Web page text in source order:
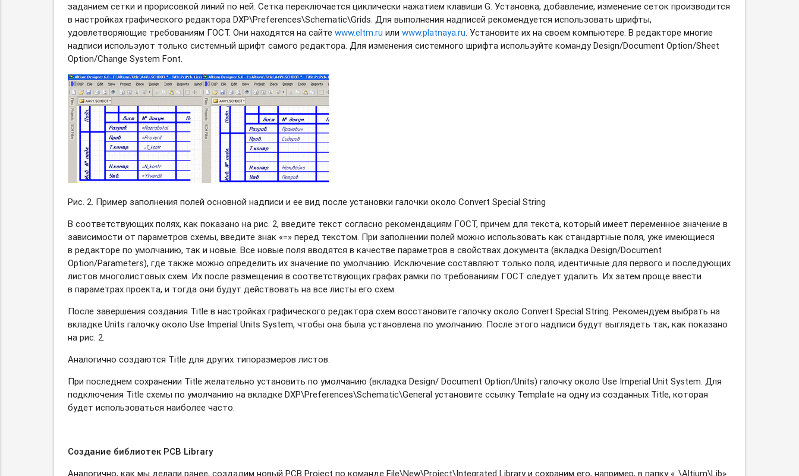
заданием сетки и прорисовкой линий по ней. Сетка переключается циклически нажатием клавиши G. Установка, добавление, изменение сеток производится
в настройках графического редактора DXP\Preferences\Schematic\Grids. Для выполнения надписей рекомендуется использовать шрифты,
удовлетворяющие требованиям ГОСТ. Они находятся на сайте www.eltm.ru или www.platnaya.ru. Установите их на своем компьютере. В редакторе многие
надписи используют только системный шрифт самого редактора. Для изменения системного шрифта используйте команду Design/Document Option/Sheet
Option/Change System Font.
Рис. 2. Пример заполнения полей основной надписи и ее вид после установки галочки около Convert Special String
В соответствующих полях, как показано на рис. 2, введите текст согласно рекомендациям ГОСТ, причем для текста, который имеет переменное значение в
зависимости от параметров схемы, введите знак «=» перед текстом. При заполнении полей можно использовать как стандартные поля, уже имеющиеся
в редакторе по умолчанию, так и новые. Все новые поля вводятся в качестве параметров в свойствах документа (вкладка Design/Document
Option/Parameters), где также можно определить их значение по умолчанию. Исключение составляют только поля, идентичные для первого и последующих
листов многолистовых схем. Их после размещения в соответствующих графах рамки по требованиям ГОСТ следует удалить. Их затем проще ввести
в параметрах проекта, и тогда они будут действовать на все листы его схем.
После завершения создания Title в настройках графического редактора схем восстановите галочку около Convert Special String. Рекомендуем выбрать на
вкладке Units галочку около Use Imperial Units System, чтобы она была установлена по умолчанию. После этого надписи будут выглядеть так, как показано
на рис. 2.
Аналогично создаются Title для других типоразмеров листов.
При последнем сохранении Title желательно установить по умолчанию (вкладка Design/ Document Option/Units) галочку около Use Imperial Unit System. Для
подключения Title схемы по умолчанию на вкладке DXP\Preferences\Schematic\General установите ссылку Template на одну из созданных Title, которая
будет использоваться наиболее часто.
Создание библиотек PCB Library
Аналогично, как мы делали ранее, создадим новый PCB Project по команде File\New\Project\Integrated Library и сохраним его, например, в папку «..\Altium\Lib»